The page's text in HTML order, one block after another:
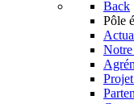
Back
Pôle